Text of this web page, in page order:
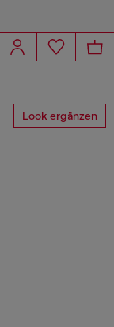
Look ergänzen